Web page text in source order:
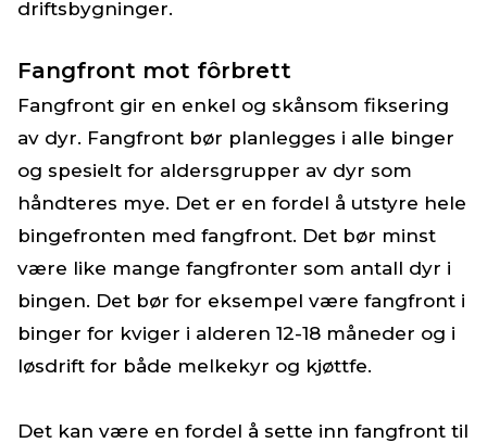
driftsbygninger.
Fangfront mot fôrbrett
Fangfront gir en enkel og skånsom fiksering
av dyr. Fangfront bør planlegges i alle binger
og spesielt for aldersgrupper av dyr som
håndteres mye. Det er en fordel å utstyre hele
bingefronten med fangfront. Det bør minst
være like mange fangfronter som antall dyr i
bingen. Det bør for eksempel være fangfront i
binger for kviger i alderen 12-18 måneder og i
løsdrift for både melkekyr og kjøttfe.
Det kan være en fordel å sette inn fangfront til